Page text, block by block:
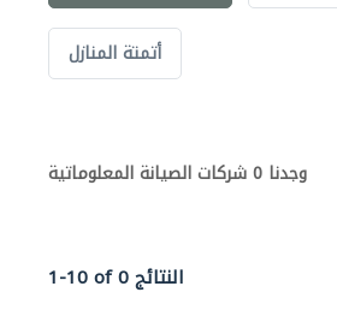
أتمتة المنازل
وجدنا 0 شركات الصيانة المعلوماتية
1-10 of 0 النتائج